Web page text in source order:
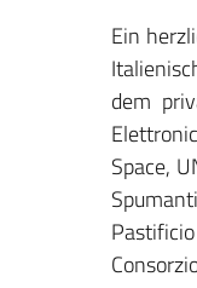
Ein
dem
Space,